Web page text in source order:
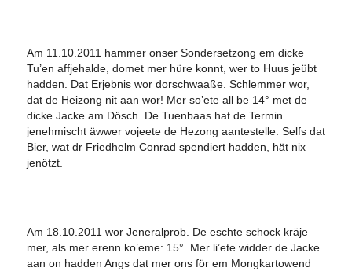
Am 11.10.2011 hammer onser Sondersetzong em dicke
Tu’en affjehalde, domet mer hüre konnt, wer to Huus jeübt
hadden. Dat Erjebnis wor dorschwaaße. Schlemmer wor,
dat de Heizong nit aan wor! Mer so’ete all be 14° met de
dicke Jacke am Dösch. De Tuenbaas hat de Termin
jenehmischt äwwer vojeete de Hezong aantestelle. Selfs dat
Bier, wat dr Friedhelm Conrad spendiert hadden, hät nix
jenötzt.
Am 18.10.2011 wor Jeneralprob. De eschte schock kräje
mer, als mer erenn ko’eme: 15°. Mer li’ete widder de Jacke
aan on hadden Angs dat mer ons för em Mongkartowend